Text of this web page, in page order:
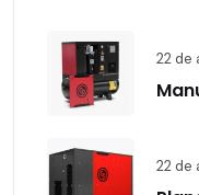
22 de
22 de